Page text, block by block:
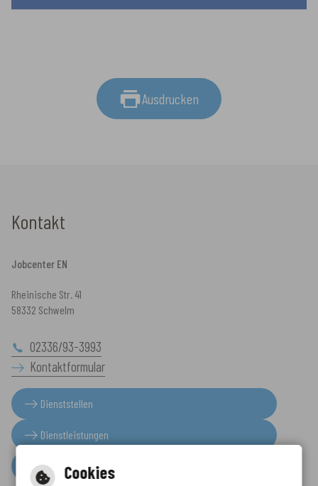
Ausdrucken
Kontakt
Jobcenter EN
Rheinische Str. 41
58332 Schwelm
02336/93-3993
Kontaktformular
Dienststellen
Dienstleistungen
Presseinformationen
Cookies